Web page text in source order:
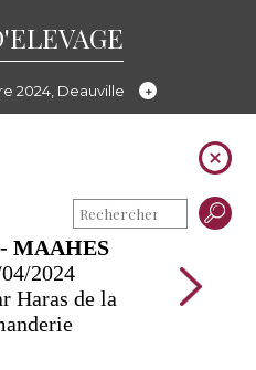
2024, Deauville
MAAHES
2024
Haras de la